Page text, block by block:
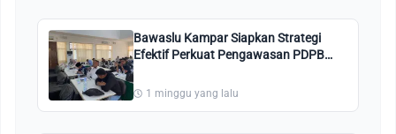
Bawaslu Kampar Siapkan Strategi
Efektif Perkuat Pengawasan PDPB
1 minggu yang lalu